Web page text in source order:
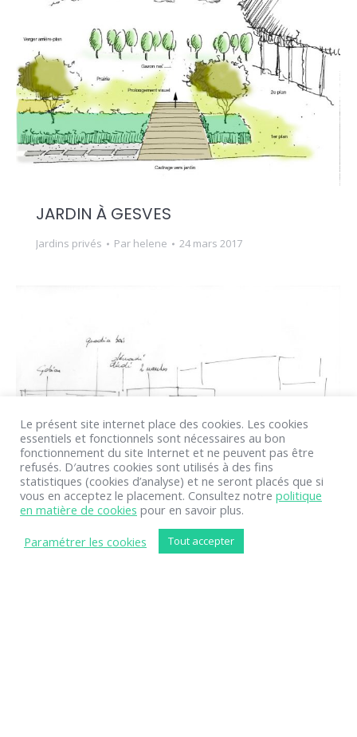
JARDIN À GESVES
Jardins privés Par helene 24 mars 2017
JARDIN À MEUX
Le présent site internet place des cookies. Les cookies
essentiels et fonctionnels sont nécessaires au bon
fonctionnement du site Internet et ne peuvent pas être
refusés. D′autres cookies sont utilisés à des fins
statistiques (cookies d’analyse) et ne seront placés que si
vous en acceptez le placement. Consultez notre politique
en matière de cookies pour en savoir plus.
Paramétrer les cookies
Tout accepter